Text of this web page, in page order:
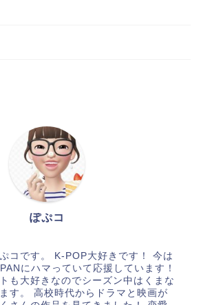
ぽぷコ
コです。 K-POP大好きです！ 今は
にハマっていて応援しています！
も大好きなのでシーズン中はくまな
す。 高校時代からドラマと映画が